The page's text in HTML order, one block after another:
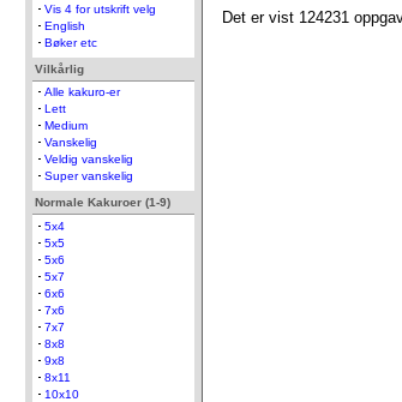
Vis 4 for utskrift velg
English
Bøker etc
Vilkårlig
Alle kakuro-er
Lett
Medium
Vanskelig
Veldig vanskelig
Super vanskelig
Normale Kakuroer (1-9)
5x4
5x5
5x6
5x7
6x6
7x6
7x7
8x8
9x8
8x11
10x10
Det er vist 124231